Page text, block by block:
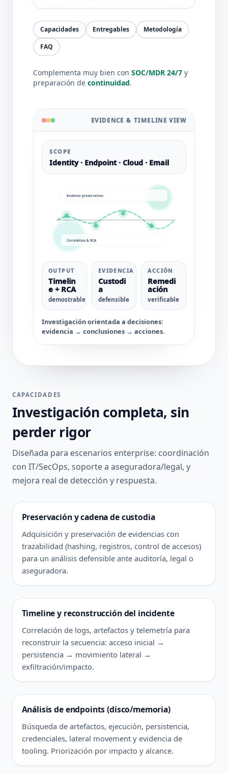
Capacidades Entregables Metodología
FAQ
Complementa muy bien con SOC/MDR 24/7 y
preparación de continuidad.
EVIDENCE & TIMELINE VIEW
SCOPE
Identity · Endpoint · Cloud · Email
Evidence preservation
Correlation & RCA
OUTPUT
Timelin
e + RCA
demostrable
EVIDENCIA
Custodi
a
defensible
ACCIÓN
Remedi
ación
verificable
Investigación orientada a decisiones:
evidencia → conclusiones → acciones.
CAPACIDADES
Investigación completa, sin
perder rigor
Diseñada para escenarios enterprise: coordinación
con IT/SecOps, soporte a aseguradora/legal, y
mejora real de detección y respuesta.
Preservación y cadena de custodia
Adquisición y preservación de evidencias con
trazabilidad (hashing, registros, control de accesos)
para un análisis defensible ante auditoría, legal o
aseguradora.
Timeline y reconstrucción del incidente
Correlación de logs, artefactos y telemetría para
reconstruir la secuencia: acceso inicial →
persistencia → movimiento lateral →
exfiltración/impacto.
Análisis de endpoints (disco/memoria)
Búsqueda de artefactos, ejecución, persistencia,
credenciales, lateral movement y evidencia de
tooling. Priorización por impacto y alcance.